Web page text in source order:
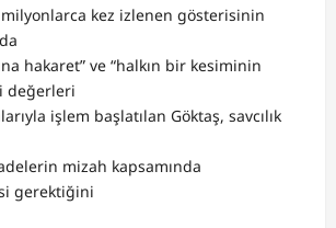
kez izlenen gösterisinin
hakaret” ve “halkın bir kesiminin
değerleri
işlem başlatılan Göktaş, savcılık
mizah kapsamında
gerektiğini